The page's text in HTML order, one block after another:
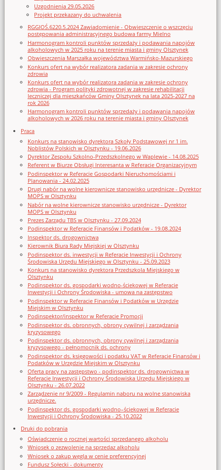
Uzgodnienia 29.05.2026
Projekt przekazany do uchwalenia
RGGIOŚ.6220.5.2024 Zawiadomienie - Obwieszczenie o wszczęciu
postępowania administracyjnego budowa farmy Mielno
Harmonogram kontroli punktów sprzedaży i podawania napojów
alkoholowych w 2025 roku na terenie miasta i gminy Olsztynek
Obwieszczenia Marszałka województwa Warmińsko-Mazurskiego
Konkurs ofert na wybór realizatora zadania w zakresie ochrony
zdrowia
Konkurs ofert na wybór realizatora zadania w zakresie ochrony
zdrowia - Program polityki zdrowotnej w zakresie rehabilitacji
leczniczej dla mieszkańców Gminy Olsztynek na lata 2025-2027 na
rok 2026
Harmonogram kontroli punktów sprzedaży i podawania napojów
alkoholowych w 2026 roku na terenie miasta i gminy Olsztynek
Praca
Konkurs na stanowisko dyrektora Szkoły Podstawowej nr 1 im.
Noblistów Polskich w Olsztynku - 19.06.2026
Dyrektor Zespołu Szkolno-Przedszkolnego w Waplewie - 14.08.2025
Referent w Biurze Obsługi Interesanta w Referacie Organizacyjnym
Podinspektor w Referacie Gospodarki Nieruchomościami i
Planowania - 24.02.2025
Drugi nabór na wolne kierownicze stanowisko urzędnicze - Dyrektor
MOPS w Olsztynku
Nabór na wolne kierownicze stanowisko urzędnicze - Dyrektor
MOPS w Olsztynku
Prezes Zarządu TBS w Olsztynku - 27.09.2024
Podinspektor w Referacie Finansów i Podatków - 19.08.2024
Inspektor ds. drogownictwa
Kierownik Biura Rady Miejskiej w Olsztynku
Podinspektor ds. inwestycji w Referacie Inwestycji i Ochrony
Środowiska Urzędu Miejskiego w Olsztynku - 25.09.2023
Konkurs na stanowisko dyrektora Przedszkola Miejskiego w
Olsztynku
Podinspektor ds. gospodarki wodno-ściekowej w Referacie
Inwestycji i Ochrony Środowiska - umowa na zastępstwo
Podinspektor w Referacie Finansów i Podatków w Urzędzie
Miejskim w Olsztynku
Podinspektor/inspektor w Referacie Promocji
Podinspektor ds. obronnych, obrony cywilnej i zarządzania
kryzysowego
Podinspektor ds. obronnych, obrony cywilnej i zarządzania
kryzysowego - pełnomocnik ds. ochrony
Podinspektor ds. księgowości i podatku VAT w Referacie Finansów i
Podatków w Urzędzie Miejskim w Olsztynku
Oferta pracy na zastępstwo - podinspektor ds. drogownictwa w
Referacie Inwestycji i Ochrony Środowiska Urzędu Miejskiego w
Olsztynku - 26.07.2022
Zarządzenie nr 9/2009 - Regulamin naboru na wolne stanowiska
urzędnicze.
Podinspektor ds. gospodarki wodno–ściekowej w Referacie
Inwestycji i Ochrony Środowiska - 25.10.2022
Druki do pobrania
Oświadczenie o rocznej wartości sprzedanego alkoholu
Wniosek o zezwolenie na sprzedaz alkoholu
Wniosek o zakup węgla w cenie preferencyjnej
Fundusz Sołecki - dokumenty